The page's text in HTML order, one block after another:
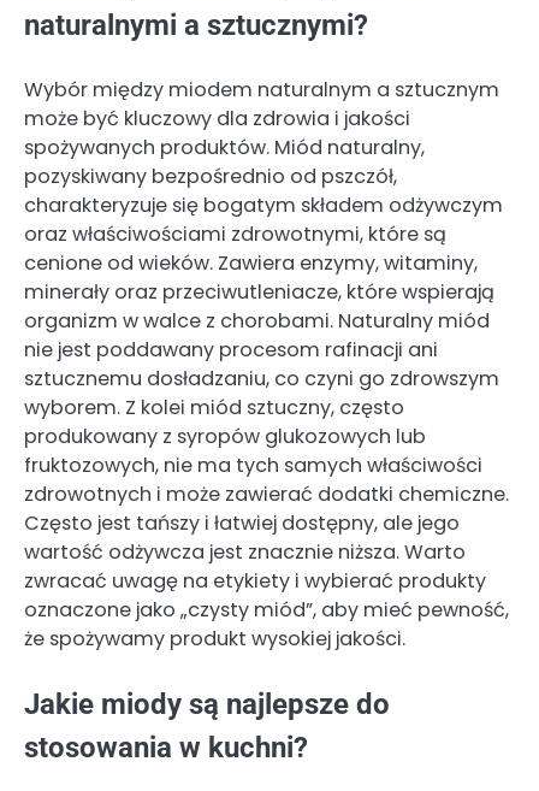
naturalnymi a sztucznymi?
Wybór między miodem naturalnym a sztucznym
może być kluczowy dla zdrowia i jakości
spożywanych produktów. Miód naturalny,
pozyskiwany bezpośrednio od pszczół,
charakteryzuje się bogatym składem odżywczym
oraz właściwościami zdrowotnymi, które są
cenione od wieków. Zawiera enzymy, witaminy,
minerały oraz przeciwutleniacze, które wspierają
organizm w walce z chorobami. Naturalny miód
nie jest poddawany procesom rafinacji ani
sztucznemu dosładzaniu, co czyni go zdrowszym
wyborem. Z kolei miód sztuczny, często
produkowany z syropów glukozowych lub
fruktozowych, nie ma tych samych właściwości
zdrowotnych i może zawierać dodatki chemiczne.
Często jest tańszy i łatwiej dostępny, ale jego
wartość odżywcza jest znacznie niższa. Warto
zwracać uwagę na etykiety i wybierać produkty
oznaczone jako „czysty miód”, aby mieć pewność,
że spożywamy produkt wysokiej jakości.
Jakie miody są najlepsze do
stosowania w kuchni?